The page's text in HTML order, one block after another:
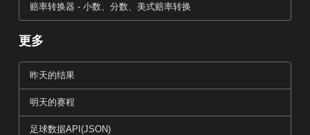
赔率转换器 - 小数、分数、美式赔率转换
更多
昨天的结果
明天的赛程
足球数据API(JSON)